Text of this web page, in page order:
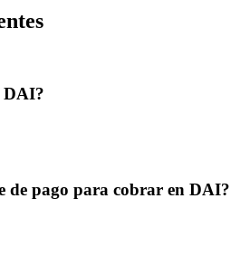
DAI?
de pago para cobrar en DAI?